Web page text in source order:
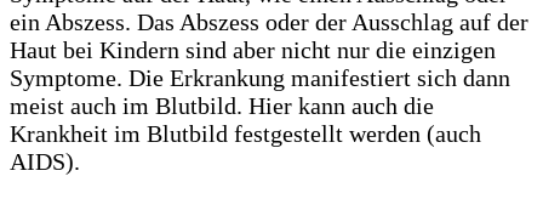
ein Abszess. Das Abszess oder der Ausschlag auf der
Haut bei Kindern sind aber nicht nur die einzigen
Symptome. Die Erkrankung manifestiert sich dann
meist auch im Blutbild. Hier kann auch die
Krankheit im Blutbild festgestellt werden (auch
AIDS).